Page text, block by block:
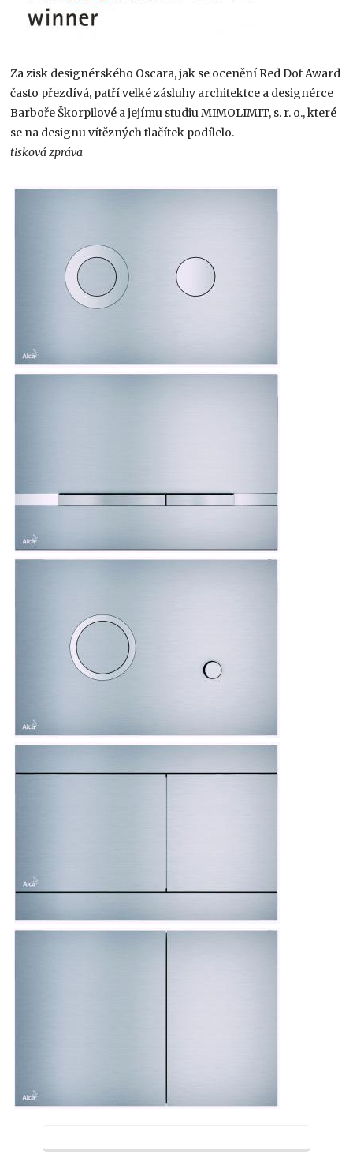
Za zisk designérského Oscara, jak se ocenění Red Dot Award
často přezdívá, patří velké zásluhy architektce a designérce
Barboře Škorpilové a jejímu studiu MIMOLIMIT, s. r. o., které
se na designu vítězných tlačítek podílelo.
tisková zpráva